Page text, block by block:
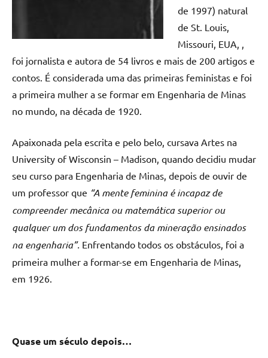
de 1997) natural
de St. Louis,
Missouri, EUA, ,
foi jornalista e autora de 54 livros e mais de 200 artigos e
contos. É considerada uma das primeiras feministas e foi
a primeira mulher a se formar em Engenharia de Minas
no mundo, na década de 1920.
Apaixonada pela escrita e pelo belo, cursava Artes na
University of Wisconsin – Madison, quando decidiu mudar
seu curso para Engenharia de Minas, depois de ouvir de
um professor que “A mente feminina é incapaz de
compreender mecânica ou matemática superior ou
qualquer um dos fundamentos da mineração ensinados
na engenharia”. Enfrentando todos os obstáculos, foi a
primeira mulher a formar-se em Engenharia de Minas,
em 1926.
Quase um século depois…